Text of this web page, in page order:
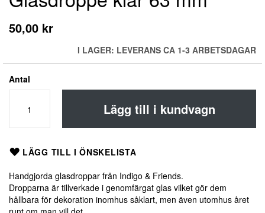
50,00 kr
I LAGER: LEVERANS CA 1-3 ARBETSDAGAR
Antal
Lägg till i kundvagn
LÄGG TILL I ÖNSKELISTA
Handgjorda glasdroppar från Indigo & Friends.
Dropparna är tillverkade i genomfärgat glas vilket gör dem
hållbara för dekoration inomhus såklart, men även utomhus året
till
av